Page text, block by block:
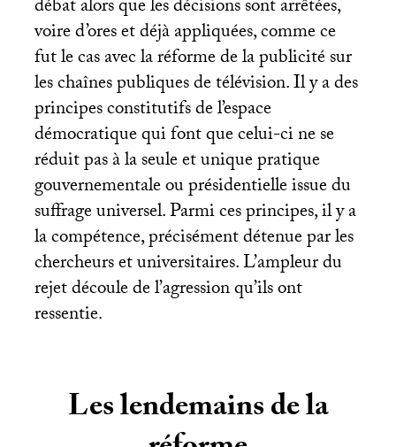
débat alors que les décisions sont arrêtées,
voire d’ores et déjà appliquées, comme ce
fut le cas avec la réforme de la publicité sur
les chaînes publiques de télévision. Il y a des
principes constitutifs de l’espace
démocratique qui font que celui-ci ne se
réduit pas à la seule et unique pratique
gouvernementale ou présidentielle issue du
suffrage universel. Parmi ces principes, il y a
la compétence, précisément détenue par les
chercheurs et universitaires. L’ampleur du
rejet découle de l’agression qu’ils ont
ressentie.
Les lendemains de la